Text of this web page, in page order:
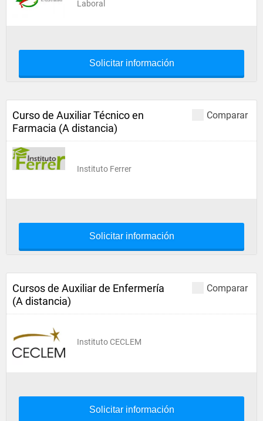
Laboral
Solicitar información
Comparar
Curso de Auxiliar Técnico en
Farmacia (A distancia)
Instituto Ferrer
Solicitar información
Comparar
Cursos de Auxiliar de Enfermería
(A distancia)
Instituto CECLEM
Solicitar información